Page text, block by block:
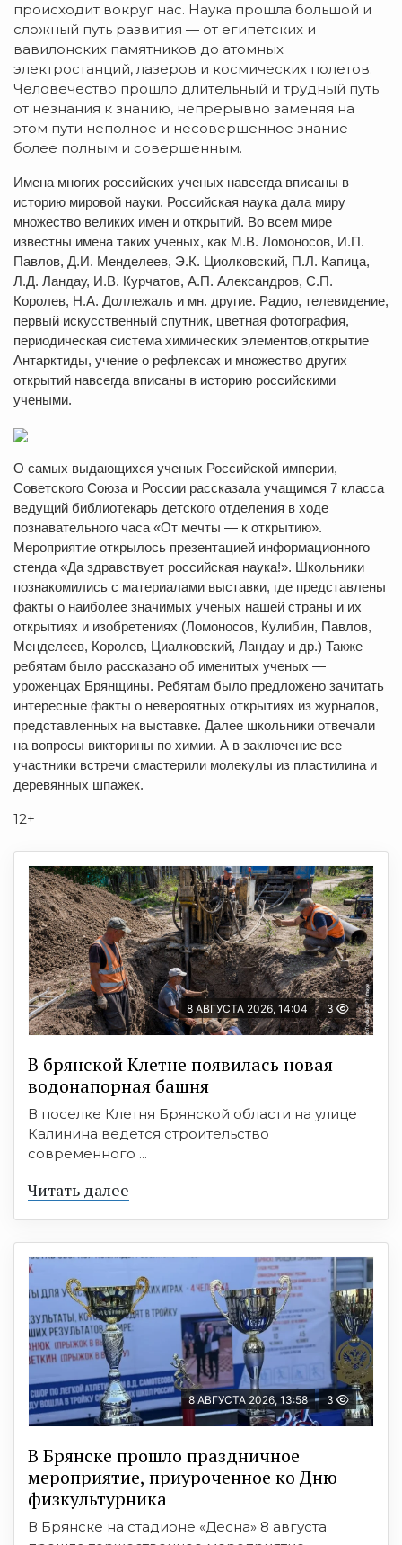
происходит вокруг нас. Наука прошла большой и
сложный путь развития — от египетских и
вавилонских памятников до атомных
электростанций, лазеров и космических полетов.
Человечество прошло длительный и трудный путь
от незнания к знанию, непрерывно заменяя на
этом пути неполное и несовершенное знание
более полным и совершенным.
Имена многих российских ученых навсегда вписаны в
историю мировой науки. Российская наука дала миру
множество великих имен и открытий. Во всем мире
известны имена таких ученых, как М.В. Ломоносов, И.П.
Павлов, Д.И. Менделеев, Э.К. Циолковский, П.Л. Капица,
Л.Д. Ландау, И.В. Курчатов, А.П. Александров, С.П.
Королев, Н.А. Доллежаль и мн. другие. Радио, телевидение,
первый искусственный спутник, цветная фотография,
периодическая система химических элементов,открытие
Антарктиды, учение о рефлексах и множество других
открытий навсегда вписаны в историю российскими
учеными.
О самых выдающихся ученых Российской империи,
Советского Союза и России рассказала учащимся 7 класса
ведущий библиотекарь детского отделения в ходе
познавательного часа «От мечты — к открытию».
Мероприятие открылось презентацией информационного
стенда «Да здравствует российская наука!». Школьники
познакомились с материалами выставки, где представлены
факты о наиболее значимых ученых нашей страны и их
открытиях и изобретениях (Ломоносов, Кулибин, Павлов,
Менделеев, Королев, Циалковский, Ландау и др.) Также
ребятам было рассказано об именитых ученых —
уроженцах Брянщины. Ребятам было предложено зачитать
интересные факты о невероятных открытиях из журналов,
представленных на выставке. Далее школьники отвечали
на вопросы викторины по химии. А в заключение все
участники встречи смастерили молекулы из пластилина и
деревянных шпажек.
12+
8 АВГУСТА 2026, 14:04 3
В брянской Клетне появилась новая
водонапорная башня
В поселке Клетня Брянской области на улице
Калинина ведется строительство
современного ...
Читать далее
8 АВГУСТА 2026, 13:58 3
В Брянске прошло праздничное
мероприятие, приуроченное ко Дню
физкультурника
В Брянске на стадионе «Десна» 8 августа